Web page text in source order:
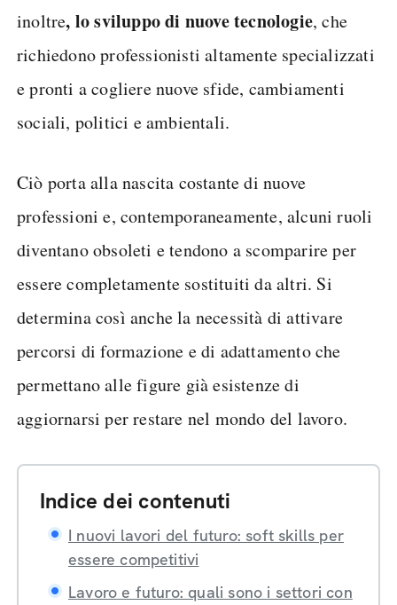
inoltre, lo sviluppo di nuove tecnologie, che
richiedono professionisti altamente specializzati
e pronti a cogliere nuove sfide, cambiamenti
sociali, politici e ambientali.
Ciò porta alla nascita costante di nuove
professioni e, contemporaneamente, alcuni ruoli
diventano obsoleti e tendono a scomparire per
essere completamente sostituiti da altri. Si
determina così anche la necessità di attivare
percorsi di formazione e di adattamento che
permettano alle figure già esistenze di
aggiornarsi per restare nel mondo del lavoro.
Indice dei contenuti
I nuovi lavori del futuro: soft skills per
essere competitivi
Lavoro e futuro: quali sono i settori con